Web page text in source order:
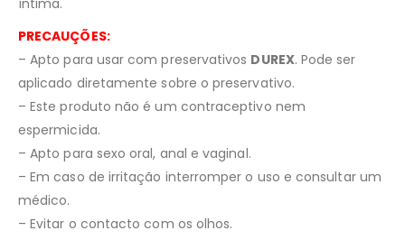
íntima.
PRECAUÇÕES:
– Apto para usar com preservativos DUREX. Pode ser
aplicado diretamente sobre o preservativo.
– Este produto não é um contraceptivo nem
espermicida.
– Apto para sexo oral, anal e vaginal.
– Em caso de irritação interromper o uso e consultar um
médico.
– Evitar o contacto com os olhos.